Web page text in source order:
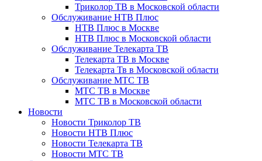
Триколор ТВ в Московской области
Обслуживание НТВ Плюс
НТВ Плюс в Москве
НТВ Плюс в Московской области
Обслуживание Телекарта ТВ
Телекарта ТВ в Москве
Телекарта Тв в Московской области
Обслуживание МТС ТВ
МТС ТВ в Москве
МТС ТВ в Московской области
Новости
Новости Триколор ТВ
Новости НТВ Плюс
Новости Телекарта ТВ
Новости МТС ТВ